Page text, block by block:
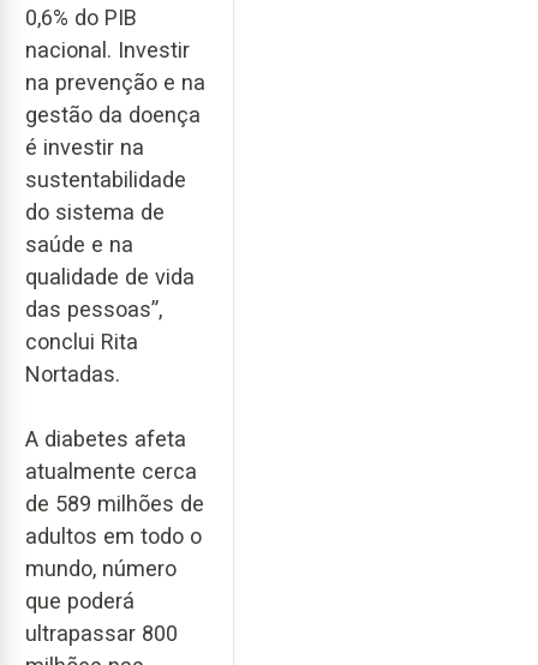
0,6% do PIB
nacional. Investir
na prevenção e na
gestão da doença
é investir na
sustentabilidade
do sistema de
saúde e na
qualidade de vida
das pessoas”,
conclui Rita
Nortadas.
A diabetes afeta
atualmente cerca
de 589 milhões de
adultos em todo o
mundo, número
que poderá
ultrapassar 800